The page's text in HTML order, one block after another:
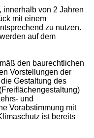
innerhalb von 2 Jahren
mit einem
zu nutzen.
auf dem
den baurechtlichen
Vorstellungen der
Gestaltung des
und
Vorabstimmung mit
ist bereits